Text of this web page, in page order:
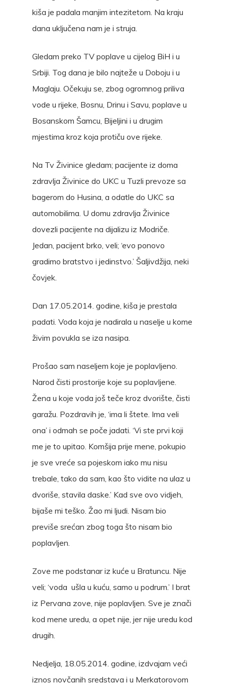
kiša je padala manjim intezitetom. Na kraju
dana uključena nam je i struja.
Gledam preko TV poplave u cijelog BiH i u
Srbiji. Tog dana je bilo najteže u Doboju i u
Maglaju. Očekuju se, zbog ogromnog priliva
vode u rijeke, Bosnu, Drinu i Savu, poplave u
Bosanskom Šamcu, Bijeljini i u drugim
mjestima kroz koja protiču ove rijeke.
Na Tv Živinice gledam; pacijente iz doma
zdravlja Živinice do UKC u Tuzli prevoze sa
bagerom do Husina, a odatle do UKC sa
automobilima. U domu zdravlja Živinice
dovezli pacijente na dijalizu iz Modriče.
Jedan, pacijent brko, veli; ‘evo ponovo
gradimo bratstvo i jedinstvo.’ Šaljivdžija, neki
čovjek.
Dan 17.05.2014. godine, kiša je prestala
padati. Voda koja je nadirala u naselje u kome
živim povukla se iza nasipa.
Prošao sam naseljem koje je poplavljeno.
Narod čisti prostorije koje su poplavljene.
Žena u koje voda još teče kroz dvorište, čisti
garažu. Pozdravih je, ‘ima li štete. Ima veli
ona’ i odmah se poče jadati. ‘Vi ste prvi koji
me je to upitao. Komšija prije mene, pokupio
je sve vreće sa pojeskom iako mu nisu
trebale, tako da sam, kao što vidite na ulaz u
dvoriše, stavila daske.’ Kad sve ovo vidjeh,
bijaše mi teško. Žao mi ljudi. Nisam bio
previše srećan zbog toga što nisam bio
poplavljen.
Zove me podstanar iz kuće u Bratuncu. Nije
veli; ‘voda ušla u kuću, samo u podrum.’ I brat
iz Pervana zove, nije poplavljen. Sve je znači
kod mene uredu, a opet nije, jer nije uredu kod
drugih.
Nedjelja, 18.05.2014. godine, izdvajam veći
iznos novčanih sredstava i u Merkatorovom